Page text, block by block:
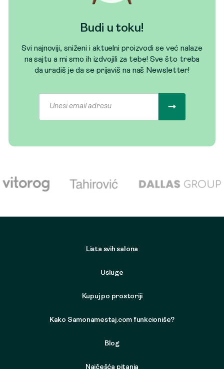
Budi u toku!
Svi najnoviji, sniženi i aktuelni proizvodi se već nalaze
na sajtu a mi smo ih izdvojili za tebe! Sve što treba
da uradiš je da se prijaviš na naš Newsletter!
Lista svih salona
Usluge
Kupuj po prostoriji
Kako Samonamestaj.com funkcioniše?
Blog
Najčešća pitanja